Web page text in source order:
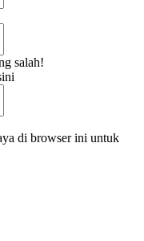
salah!
di browser ini untuk